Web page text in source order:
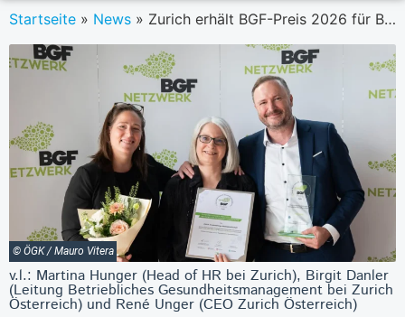
Startseite » News » Zurich erhält BGF-Preis 2026 für Betriebliches Gesundheitsmanagement
© ÖGK / Mauro Vitera
v.l.: Martina Hunger (Head of HR bei Zurich), Birgit Danler
(Leitung Betriebliches Gesundheitsmanagement bei Zurich
Österreich) und René Unger (CEO Zurich Österreich)